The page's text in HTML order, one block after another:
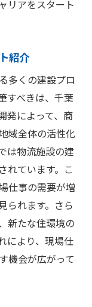
情報
開
央区の現場仕
仕事
要性
境
アの可能性
するキャリア
リアをスタート
紹介
多くの建設プロ
すべきは、千葉
発によって、商
域全体の活性化
は物流施設の建
れています。こ
仕事の需要が増
られます。さら
新たな住環境の
により、現場仕
機会が広がって